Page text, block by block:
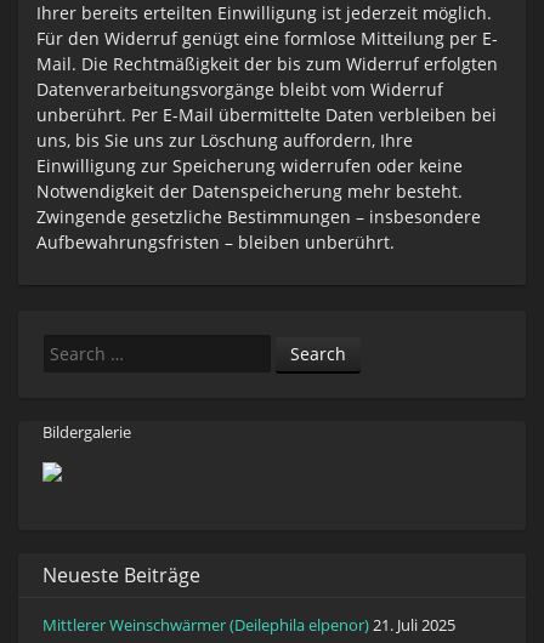
Ihrer bereits erteilten Einwilligung ist jederzeit möglich.
Für den Widerruf genügt eine formlose Mitteilung per E-
Mail. Die Rechtmäßigkeit der bis zum Widerruf erfolgten
Datenverarbeitungsvorgänge bleibt vom Widerruf
unberührt. Per E-Mail übermittelte Daten verbleiben bei
uns, bis Sie uns zur Löschung auffordern, Ihre
Einwilligung zur Speicherung widerrufen oder keine
Notwendigkeit der Datenspeicherung mehr besteht.
Zwingende gesetzliche Bestimmungen – insbesondere
Aufbewahrungsfristen – bleiben unberührt.
Search
Bildergalerie
Neueste Beiträge
Mittlerer Weinschwärmer (Deilephila elpenor)21. Juli 2025